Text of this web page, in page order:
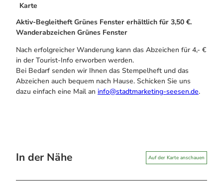
Karte
Aktiv-Begleitheft Grünes Fenster erhältlich für 3,50 €.
Wanderabzeichen Grünes Fenster
Nach erfolgreicher Wanderung kann das Abzeichen für 4,- €
in der Tourist-Info erworben werden.
Bei Bedarf senden wir Ihnen das Stempelheft und das
Abzeichen auch bequem nach Hause. Schicken Sie uns
dazu einfach eine Mail an info@stadtmarketing-seesen.de.
In der Nähe Auf der Karte anschauen